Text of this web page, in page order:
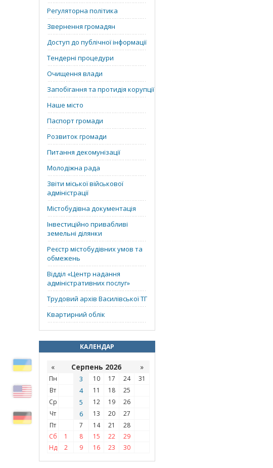
Регуляторна політика
Звернення громадян
Доступ до публічної інформації
Тендерні процедури
Очищення влади
Запобігання та протидія корупції
Наше місто
Паспорт громади
Розвиток громади
Питання декомунізації
Молодіжна рада
Звіти міської військової
адміністрації
Містобудівна документація
Інвестиційно привабливі
земельні ділянки
Реєстр містобудівних умов та
обмежень
Відділ «‎Центр надання
адміністративних послуг»
Трудовий архів Василівської ТГ
Квартирний облік
КАЛЕНДАР
« Серпень 2026 »
Пн 3 10 17 24
31
Вт
4 11 18
25
Ср
5 12 19
26
Чт
6 13 20
27
Пт
7 14 21
28
Сб
1 8 15 22
29
Нд
2 9 16 23 30